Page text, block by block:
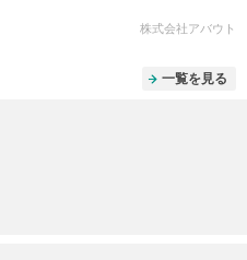
株式会社アバウト
一覧を見る